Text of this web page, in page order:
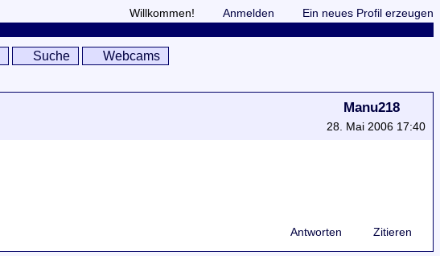
Willkommen! Anmelden Ein neues Profil erzeugen
Suche Webcams
Manu218
28. Mai 2006 17:40
Antworten Zitieren